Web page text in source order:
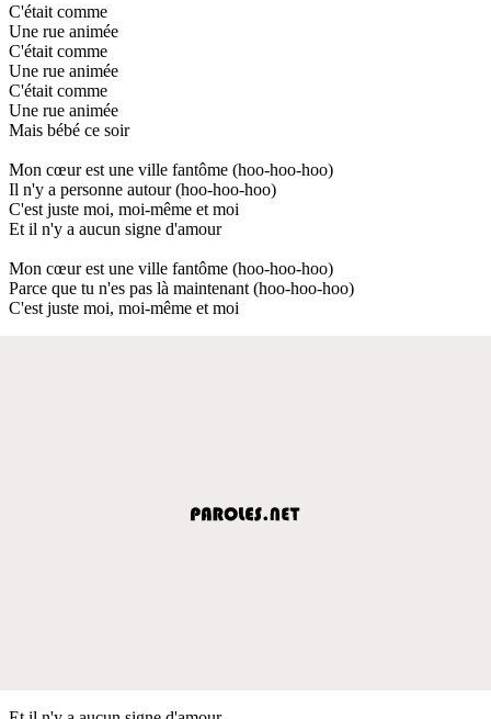
C'était comme
Une rue animée
C'était comme
Une rue animée
C'était comme
Une rue animée
Mais bébé ce soir
Mon cœur est une ville fantôme (hoo-hoo-hoo)
Il n'y a personne autour (hoo-hoo-hoo)
C'est juste moi, moi-même et moi
Et il n'y a aucun signe d'amour
Mon cœur est une ville fantôme (hoo-hoo-hoo)
Parce que tu n'es pas là maintenant (hoo-hoo-hoo)
C'est juste moi, moi-même et moi